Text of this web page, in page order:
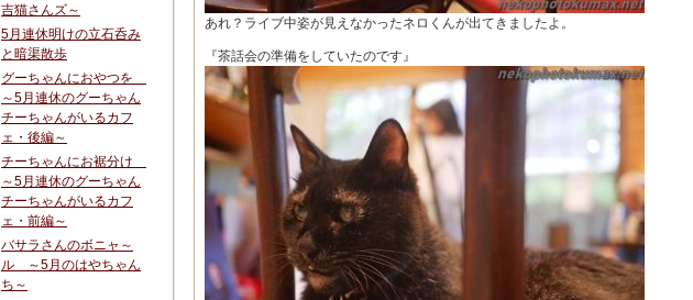
あれ？ライブ中姿が見えなかったネロくんが出てきましたよ。
『茶話会の準備をしていたのです』
吉猫さんズ～
5月連休明けの立石呑み
と暗渠散歩
グーちゃんにおやつを
～5月連休のグーちゃん
チーちゃんがいるカフ
ェ・後編～
チーちゃんにお裾分け
～5月連休のグーちゃん
チーちゃんがいるカフ
ェ・前編～
バサラさんのボニャ～
ル ～5月のはやちゃん
ち～